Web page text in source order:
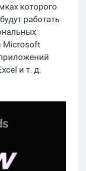
которого
работать
Microsoft
и т. д.